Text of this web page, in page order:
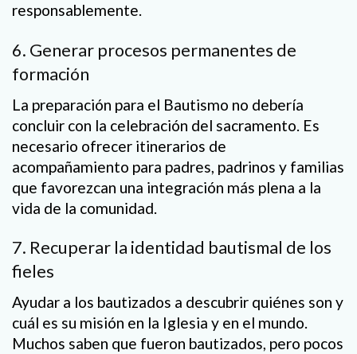
responsablemente.
6. Generar procesos permanentes de
formación
La preparación para el Bautismo no debería
concluir con la celebración del sacramento. Es
necesario ofrecer itinerarios de
acompañamiento para padres, padrinos y familias
que favorezcan una integración más plena a la
vida de la comunidad.
7. Recuperar la identidad bautismal de los
fieles
Ayudar a los bautizados a descubrir quiénes son y
cuál es su misión en la Iglesia y en el mundo.
Muchos saben que fueron bautizados, pero pocos